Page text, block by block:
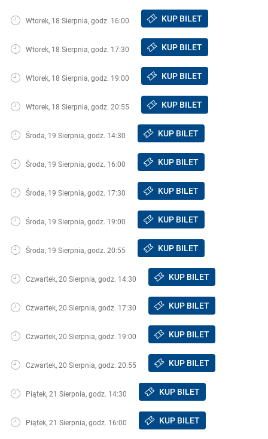
Wtorek, 18 Sierpnia, godz. 16:00 KUP BILET
Wtorek, 18 Sierpnia, godz. 17:30 KUP BILET
Wtorek, 18 Sierpnia, godz. 19:00 KUP BILET
Wtorek, 18 Sierpnia, godz. 20:55 KUP BILET
Środa, 19 Sierpnia, godz. 14:30 KUP BILET
Środa, 19 Sierpnia, godz. 16:00 KUP BILET
Środa, 19 Sierpnia, godz. 17:30 KUP BILET
Środa, 19 Sierpnia, godz. 19:00 KUP BILET
Środa, 19 Sierpnia, godz. 20:55 KUP BILET
Czwartek, 20 Sierpnia, godz. 14:30 KUP BILET
Czwartek, 20 Sierpnia, godz. 17:30 KUP BILET
Czwartek, 20 Sierpnia, godz. 19:00 KUP BILET
Czwartek, 20 Sierpnia, godz. 20:55 KUP BILET
Piątek, 21 Sierpnia, godz. 14:30 KUP BILET
Piątek, 21 Sierpnia, godz. 16:00 KUP BILET